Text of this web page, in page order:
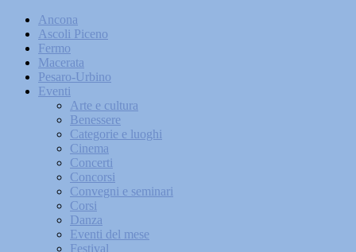
Ancona
Ascoli Piceno
Fermo
Macerata
Pesaro-Urbino
Eventi
Arte e cultura
Benessere
Categorie e luoghi
Cinema
Concerti
Concorsi
Convegni e seminari
Corsi
Danza
Eventi del mese
Festival